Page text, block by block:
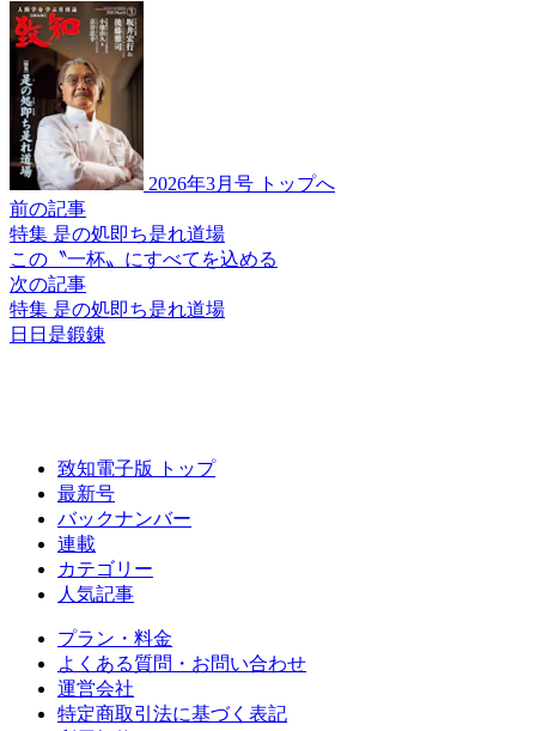
2026年3月号 トップへ
前の記事
特集 是の処即ち是れ道場
この〝一杯〟にすべてを込める
次の記事
特集 是の処即ち是れ道場
日日是鍛錬
致知電子版 トップ
最新号
バックナンバー
連載
カテゴリー
人気記事
プラン・料金
よくある質問・お問い合わせ
運営会社
特定商取引法に基づく表記